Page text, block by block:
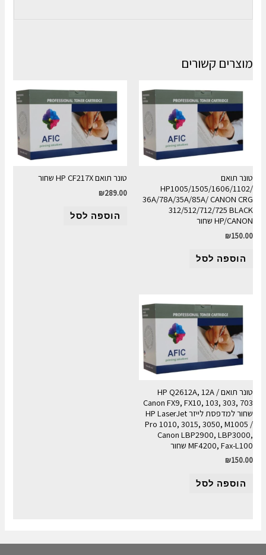
מוצרים קשורים
טונר תואם
HP1005/1505/1606/1102/
36A/78A/35A/85A/ CANON CRG
312/512/712/725 BLACK
HP/CANON שחור
₪150.00
הוספה לסל
טונר תואם HP CF217X שחור
₪289.00
הוספה לסל
טונר תואם HP Q2612A, 12A /
Canon FX9, FX10, 103, 303, 703
שחור למדפסת לייזר HP LaserJet
Pro 1010, 3015, 3050, M1005 /
Canon LBP2900, LBP3000,
MF4200, Fax-L100 שחור
₪150.00
הוספה לסל